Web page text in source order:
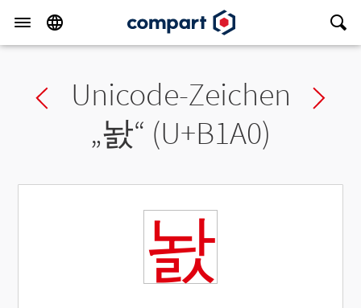
Previous char
Unicode-Zeichen
„놠“ (U+B1A0)
놠